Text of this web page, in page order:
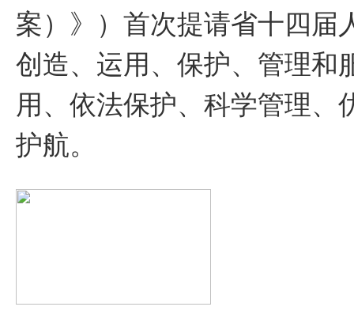
案）》）首次提请省十四届
创造、运用、保护、管理和
用、依法保护、科学管理、
护航。